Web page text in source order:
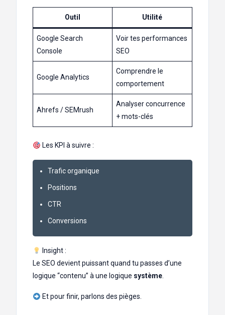
Outil Utilité
Google Search
Console
Voir tes performances
SEO
Google Analytics
Comprendre le
comportement
Ahrefs / SEMrush
Analyser concurrence
+ mots-clés
Les KPI à suivre :
Trafic organique
Positions
CTR
Conversions
Insight :
Le SEO devient puissant quand tu passes d’une
logique “contenu” à une logique système.
Et pour finir, parlons des pièges.